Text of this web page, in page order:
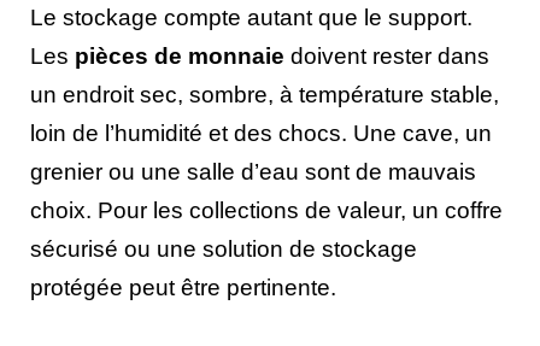
Le stockage compte autant que le support.
Les pièces de monnaie doivent rester dans
un endroit sec, sombre, à température stable,
loin de l’humidité et des chocs. Une cave, un
grenier ou une salle d’eau sont de mauvais
choix. Pour les collections de valeur, un coffre
sécurisé ou une solution de stockage
protégée peut être pertinente.